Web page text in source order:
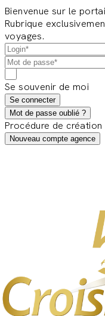
Bienvenue sur le
Rubrique
voyages.
Se souvenir de moi
Se connecter
Mot de passe oublié ?
Procédure de
Nouveau compte agence